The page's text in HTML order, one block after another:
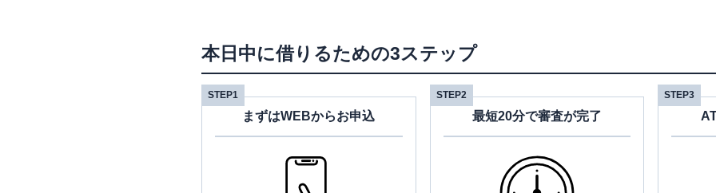
本日中に借りるための3ステップ
STEP1
まずはWEBからお申込
STEP2
最短20分で審査が完了
STEP3